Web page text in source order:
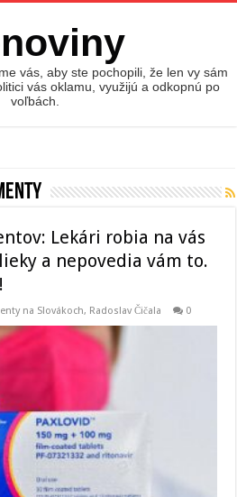
vás, aby ste pochopili, že len vy sám
vás oklamu, využijú a odkopnú po
voľbách.
Lekári robia na vás
a nepovedia vám to.
na Slovákoch, Radoslav Čičala 0